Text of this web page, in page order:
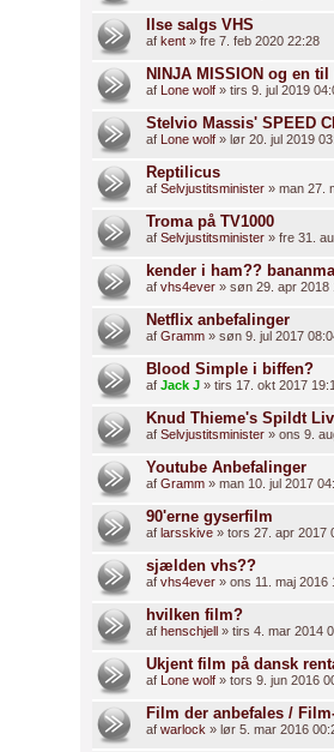
Ilse salgs VHS
af kent » fre 7. feb 2020 22:28
NINJA MISSION og en
af Lone wolf » tirs 9. jul 2019
Stelvio Massis' SPEED
af Lone wolf » lør 20. jul 2019
Reptilicus
af Selvjustitsminister » man 27.
Troma på TV1000
af Selvjustitsminister » fre 31.
kender i ham??
af vhs4ever » søn 29. apr 2018
Netflix anbefalinger
af Gramm » søn 9. jul 2017
Blood Simple i biffen?
af Jack J » tirs 17. okt 2017
Knud Thieme's Spildt Liv
af Selvjustitsminister » ons 9.
Youtube Anbefalinger
af Gramm » man 10. jul 2017
90'erne gyserfilm
af larsskive » tors 27. apr 2017
sjælden vhs??
af vhs4ever » ons 11. maj 2016
hvilken film?
af henschjell » tirs 4. mar 2014
Ukjent film på dansk
af Lone wolf » tors 9. jun 2016
Film der anbefales /
af warlock » lør 5. mar 2016